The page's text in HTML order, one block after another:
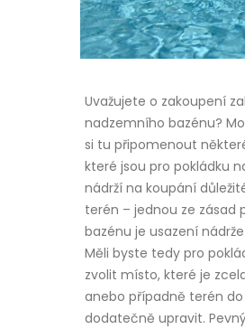
Uvažujete o zakoupení
nadzemního bazénu?
si tu připomenout
které jsou pro pokládku
nádrží na koupání
terén – jednou ze zásad
bazénu je usazení
Měli byste tedy pro
zvolit místo, které je
anebo případně terén
dodatečně upravit.